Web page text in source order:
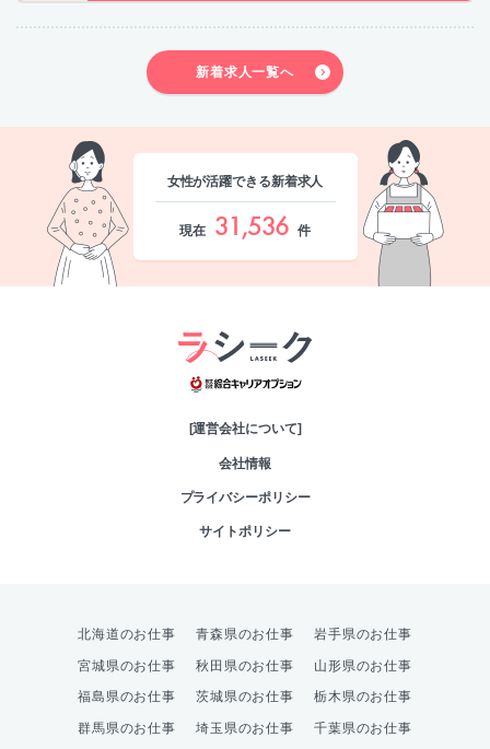
新着求人一覧へ
女性が活躍できる新着求人
現在 31,536 件
[運営会社について]
会社情報
プライバシーポリシー
サイトポリシー
北海道のお仕事 青森県のお仕事 岩手県のお仕事
宮城県のお仕事 秋田県のお仕事 山形県のお仕事
福島県のお仕事 茨城県のお仕事 栃木県のお仕事
群馬県のお仕事 埼玉県のお仕事 千葉県のお仕事